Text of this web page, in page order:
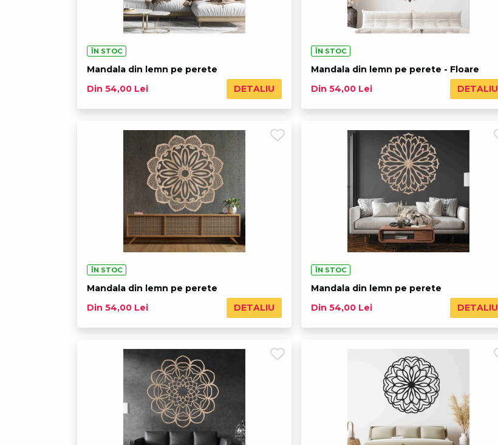
ÎN STOC
Mandala din lemn pe perete
Din 54,00 Lei
DETALIU
ÎN STOC
Mandala din lemn pe perete - Floare
Din 54,00 Lei
DETALIU
ÎN STOC
Mandala din lemn pe perete
Din 54,00 Lei
DETALIU
ÎN STOC
Mandala din lemn pe perete
Din 54,00 Lei
DETALIU